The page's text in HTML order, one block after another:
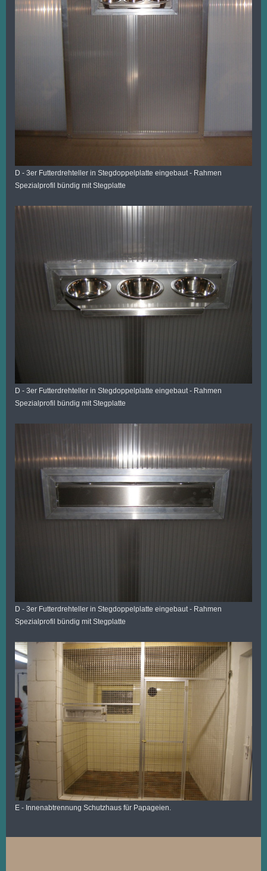
D - 3er Futterdrehteller in Stegdoppelplatte eingebaut - Rahmen
Spezialprofil bündig mit Stegplatte
D - 3er Futterdrehteller in Stegdoppelplatte eingebaut - Rahmen
Spezialprofil bündig mit Stegplatte
D - 3er Futterdrehteller in Stegdoppelplatte eingebaut - Rahmen
Spezialprofil bündig mit Stegplatte
E - Innenabtrennung Schutzhaus für Papageien.